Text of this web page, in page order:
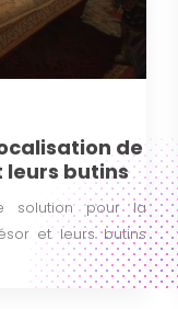
de
leurs butins
solution pour la
et leurs butins